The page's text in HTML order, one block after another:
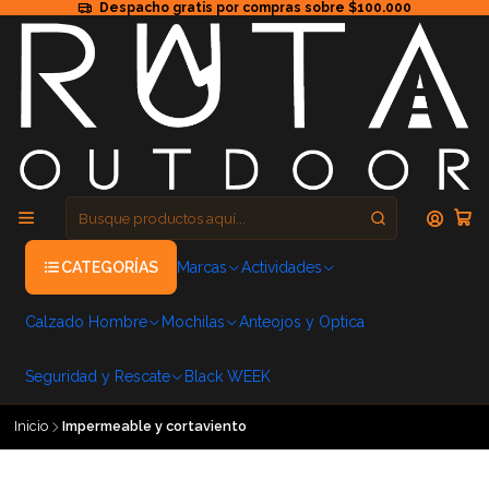
Despacho gratis por compras sobre $100.000
CATEGORÍAS Marcas Actividades
Calzado Hombre Mochilas Anteojos y Optica
Seguridad y Rescate Black WEEK
Inicio Impermeable y cortaviento